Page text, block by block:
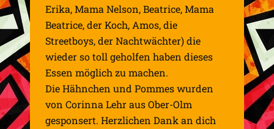
Erika, Mama Nelson, Beatrice, Mama
Beatrice, der Koch, Amos, die
Streetboys, der Nachtwächter) die
wieder so toll geholfen haben dieses
Essen möglich zu machen.
Die Hähnchen und Pommes wurden
von Corinna Lehr aus Ober-Olm
gesponsert. Herzlichen Dank an dich